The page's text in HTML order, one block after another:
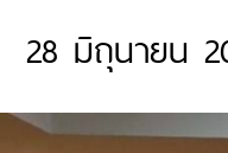
28 มิถุนายน